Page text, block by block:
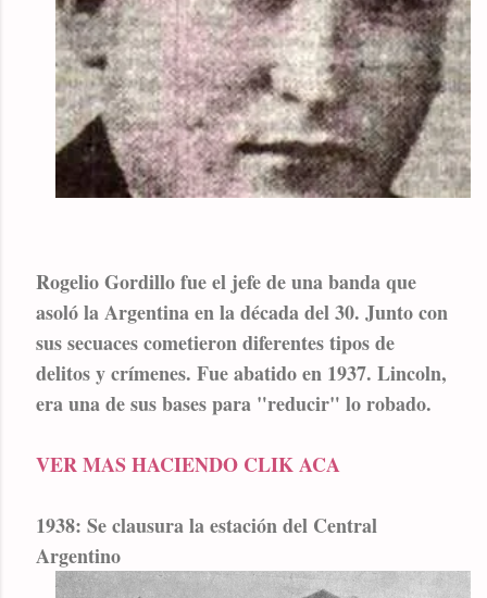
Rogelio Gordillo fue el jefe de una banda que
asoló la Argentina en la década del 30. Junto con
sus secuaces cometieron diferentes tipos de
delitos y crímenes. Fue abatido en 1937. Lincoln,
era una de sus bases para "reducir" lo robado.
VER MAS HACIENDO CLIK ACA
1938: Se clausura la estación del Central
Argentino